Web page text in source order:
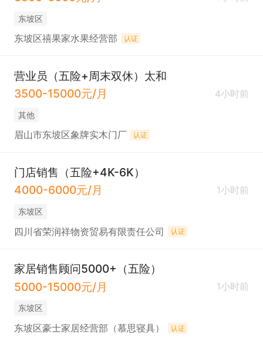
东坡区
东坡区禧果家水果经营部 认证
营业员（五险+周末双休）太和
3500-15000元/月
4小时前
其他
眉山市东坡区象牌实木门厂 认证
门店销售（五险+4K-6K）
4000-6000元/月
1小时前
东坡区
四川省荣润祥物资贸易有限责任公司 认证
家居销售顾问5000+（五险）
5000-15000元/月
1小时前
东坡区
东坡区豪士家居经营部（慕思寝具） 认证